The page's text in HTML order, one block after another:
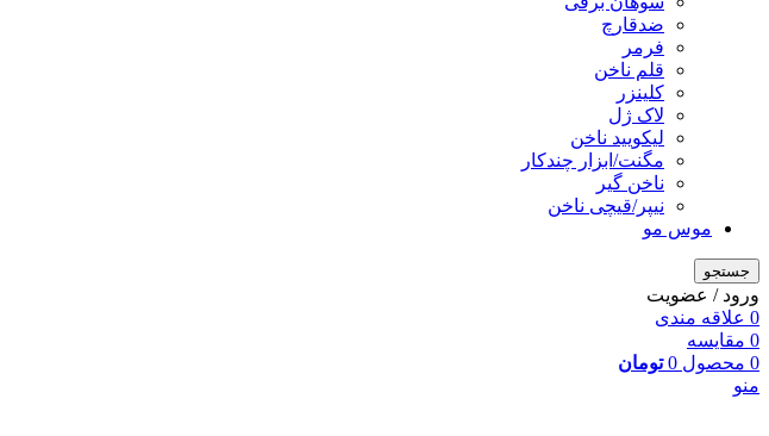
ضدقارچ
فرمر
قلم ناخن
کلینزر
لاک ژل
لیکوييد ناخن
مگنت/ابزار چندکار
ناخن گیر
نیپر/قیچی ناخن
موس مو
جستجو
ورود / عضویت
0 علاقه مندی
0 مقایسه
0 محصول 0 تومان
منو